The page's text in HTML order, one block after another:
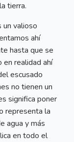
tierra.
valioso
ahí
hasta que se
en realidad ahí
escusado
no tienen un
significa poner
representa la
agua y más
en todo el